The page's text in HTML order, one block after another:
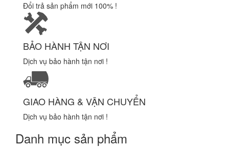
Đổi trả sản phẩm mới 100% !
BẢO HÀNH TẬN NƠI
Dịch vụ bảo hành tận nơi !
GIAO HÀNG & VẬN CHUYỂN
Dịch vụ bảo hành tận nơi !
Danh mục sản phẩm